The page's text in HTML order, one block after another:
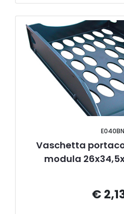
E040BN
Vaschetta
modula
€